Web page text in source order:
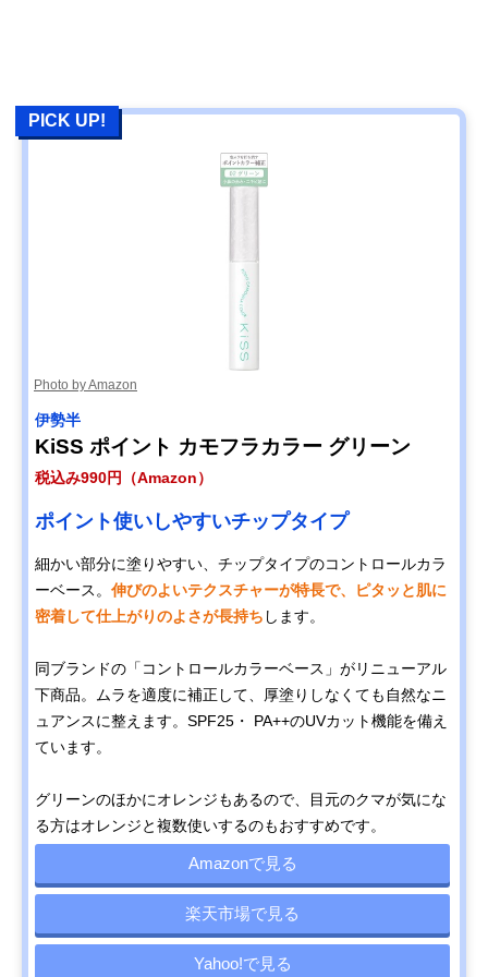
PICK UP!
Photo by Amazon
伊勢半
KiSS ポイント カモフラカラー グリーン
税込み990円（Amazon）
ポイント使いしやすいチップタイプ
細かい部分に塗りやすい、チップタイプのコントロールカラ
ーベース。 伸びのよいテクスチャーが特長で、ピタッと肌に
密着して仕上がりのよさが長持ち します。
同ブランドの「コントロールカラーベース」がリニューアル
下商品。ムラを適度に補正して、厚塗りしなくても自然なニ
ュアンスに整えます。SPF25・ PA++のUVカット機能を備え
ています。
グリーンのほかにオレンジもあるので、目元のクマが気にな
る方はオレンジと複数使いするのもおすすめです。
Amazonで見る
楽天市場で見る
Yahoo!で見る